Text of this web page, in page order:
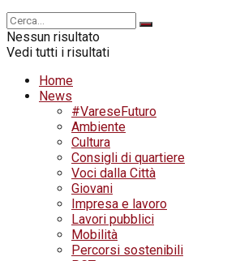
Nessun risultato
Vedi tutti i risultati
Home
News
#VareseFuturo
Ambiente
Cultura
Consigli di quartiere
Voci dalla Città
Giovani
Impresa e lavoro
Lavori pubblici
Mobilità
Percorsi sostenibili